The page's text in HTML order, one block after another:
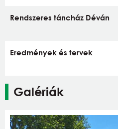
Rendszeres táncház Déván
Eredmények és tervek
Galériák